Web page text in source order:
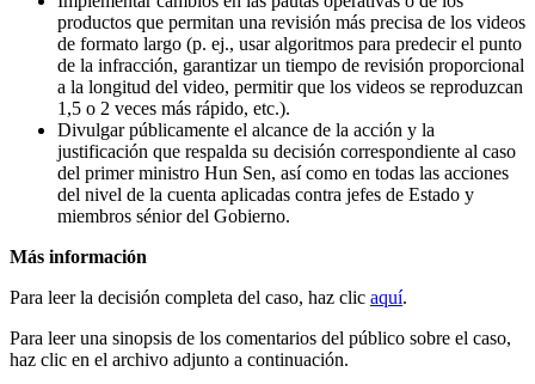
productos que permitan una revisión más precisa de los videos
de formato largo (p. ej., usar algoritmos para predecir el punto
de la infracción, garantizar un tiempo de revisión proporcional
a la longitud del video, permitir que los videos se reproduzcan
1,5 o 2 veces más rápido, etc.).
Divulgar públicamente el alcance de la acción y la
justificación que respalda su decisión correspondiente al caso
del primer ministro Hun Sen, así como en todas las acciones
del nivel de la cuenta aplicadas contra jefes de Estado y
miembros sénior del Gobierno.
Más información
Para leer la decisión completa del caso, haz clic aquí.
Para leer una sinopsis de los comentarios del público sobre el caso,
haz clic en el archivo adjunto a continuación.